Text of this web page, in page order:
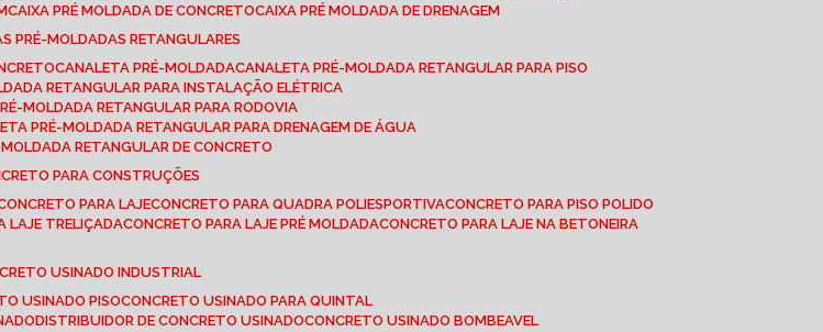
CAIXA PRÉ MOLDADA DE CONCRETO CAIXA PRÉ MOLDADA DE DRENAGEM
PRÉ-MOLDADAS RETANGULARES
CANALETA PRÉ-MOLDADA CANALETA PRÉ-MOLDADA RETANGULAR PARA PISO
RETANGULAR PARA INSTALAÇÃO ELÉTRICA
MOLDADA RETANGULAR PARA RODOVIA
PRÉ-MOLDADA RETANGULAR PARA DRENAGEM DE ÁGUA
MOLDADA RETANGULAR DE CONCRETO
PARA CONSTRUÇÕES
CONCRETO PARA LAJE CONCRETO PARA QUADRA POLIESPORTIVA CONCRETO PARA PISO POLIDO
LAJE TRELIÇADA CONCRETO PARA LAJE PRÉ MOLDADA CONCRETO PARA LAJE NA BETONEIRA
USINADO INDUSTRIAL
USINADO PISO CONCRETO USINADO PARA QUINTAL
DISTRIBUIDOR DE CONCRETO USINADO CONCRETO USINADO BOMBEAVEL